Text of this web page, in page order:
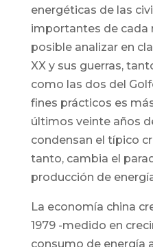
energéticas de las
importantes de cada
posible analizar en
XX y sus guerras,
como las dos del
fines prácticos es
últimos veinte años
condensan el típico
tanto, cambia el
producción de
La economía china
1979 -medido en
consumo de energía